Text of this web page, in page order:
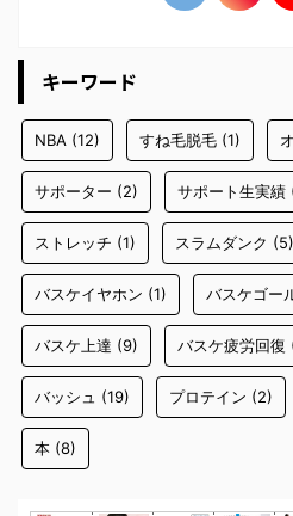
キーワード
NBA (12) すね毛脱毛 (1)
サポーター (2) サポート生実績
ストレッチ (1) スラムダンク (5)
バスケイヤホン (1) バスケゴー
バスケ上達 (9) バスケ疲労回復
バッシュ (19) プロテイン (2)
本 (8)